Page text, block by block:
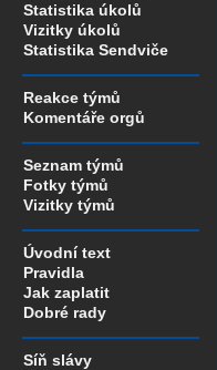
Statistika úkolů
Vizitky úkolů
Statistika Sendviče
Reakce týmů
Komentáře orgů
Seznam týmů
Fotky týmů
Vizitky týmů
Úvodní text
Pravidla
Jak zaplatit
Dobré rady
Síň slávy